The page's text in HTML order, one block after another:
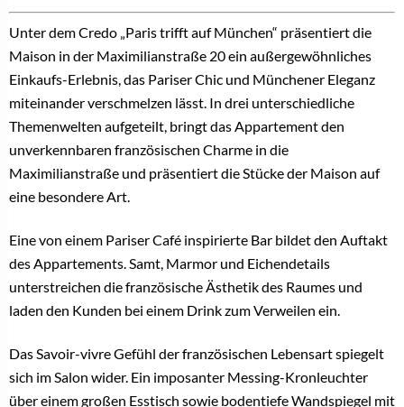
Unter dem Credo „Paris trifft auf München“ präsentiert die
Maison in der Maximilianstraße 20 ein außergewöhnliches
Einkaufs-Erlebnis, das Pariser Chic und Münchener Eleganz
miteinander verschmelzen lässt. In drei unterschiedliche
Themenwelten aufgeteilt, bringt das Appartement den
unverkennbaren französischen Charme in die
Maximilianstraße und präsentiert die Stücke der Maison auf
eine besondere Art.
Eine von einem Pariser Café inspirierte Bar bildet den Auftakt
des Appartements. Samt, Marmor und Eichendetails
unterstreichen die französische Ästhetik des Raumes und
laden den Kunden bei einem Drink zum Verweilen ein.
Das Savoir-vivre Gefühl der französischen Lebensart spiegelt
sich im Salon wider. Ein imposanter Messing-Kronleuchter
über einem großen Esstisch sowie bodentiefe Wandspiegel mit